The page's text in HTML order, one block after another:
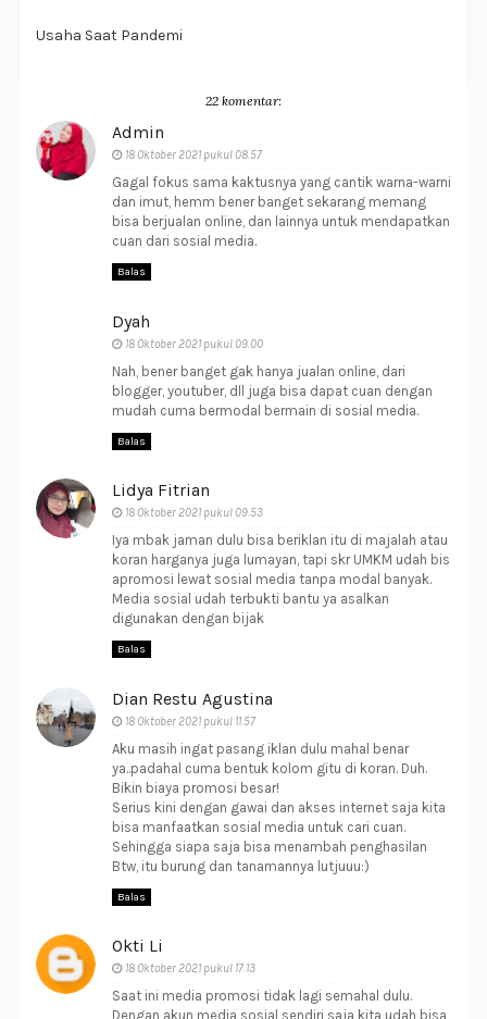
Usaha Saat Pandemi
22 komentar:
Admin
18 Oktober 2021 pukul 08.57
Gagal fokus sama kaktusnya yang cantik warna-warni
dan imut, hemm bener banget sekarang memang
bisa berjualan online, dan lainnya untuk mendapatkan
cuan dari sosial media.
Balas
Dyah
18 Oktober 2021 pukul 09.00
Nah, bener banget gak hanya jualan online, dari
blogger, youtuber, dll juga bisa dapat cuan dengan
mudah cuma bermodal bermain di sosial media.
Balas
Lidya Fitrian
18 Oktober 2021 pukul 09.53
Iya mbak jaman dulu bisa beriklan itu di majalah atau
koran harganya juga lumayan, tapi skr UMKM udah bis
apromosi lewat sosial media tanpa modal banyak.
Media sosial udah terbukti bantu ya asalkan
digunakan dengan bijak
Balas
Dian Restu Agustina
18 Oktober 2021 pukul 11.57
Aku masih ingat pasang iklan dulu mahal benar
ya..padahal cuma bentuk kolom gitu di koran. Duh.
Bikin biaya promosi besar!
Serius kini dengan gawai dan akses internet saja kita
bisa manfaatkan sosial media untuk cari cuan.
Sehingga siapa saja bisa menambah penghasilan
Btw, itu burung dan tanamannya lutjuuu:)
Balas
Okti Li
18 Oktober 2021 pukul 17.13
Saat ini media promosi tidak lagi semahal dulu.
Dengan akun media sosial sendiri saja kita udah bisa